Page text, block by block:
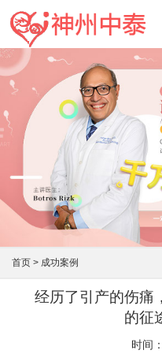
首页 > 成功案例
经历了引产的伤痛
的征
时间